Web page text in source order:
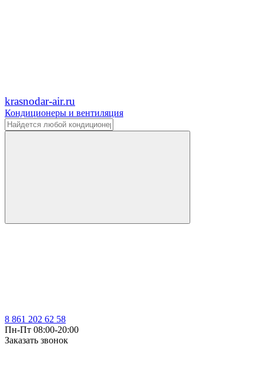
krasnodar-air.ru
Кондиционеры и вентиляция
8 861 202 62 58
Пн-Пт 08:00-20:00
Заказать звонок